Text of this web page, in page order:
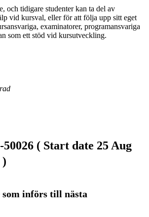
och tidigare studenter kan ta del av
vid kursval, eller för att följa upp sitt eget
examinatorer, programansvariga
som ett stöd vid kursutveckling.
( Start date 25 Aug
)
införs till nästa